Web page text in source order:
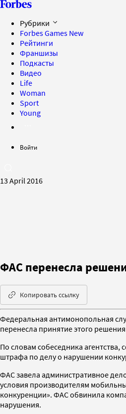
Рубрики
Forbes Games New
Рейтинги
Франшизы
Подкасты
Видео
Life
Woman
Sport
Young
Войти
13 April 2016
ФАС перенесла
Копировать ссылку
Федеральная антимонопольная
перенесла принятие этого
По словам собеседника
штрафа по делу о нарушении
ФАС завела административное
условия производителям
конкуренции». ФАС обвинила
нарушения.